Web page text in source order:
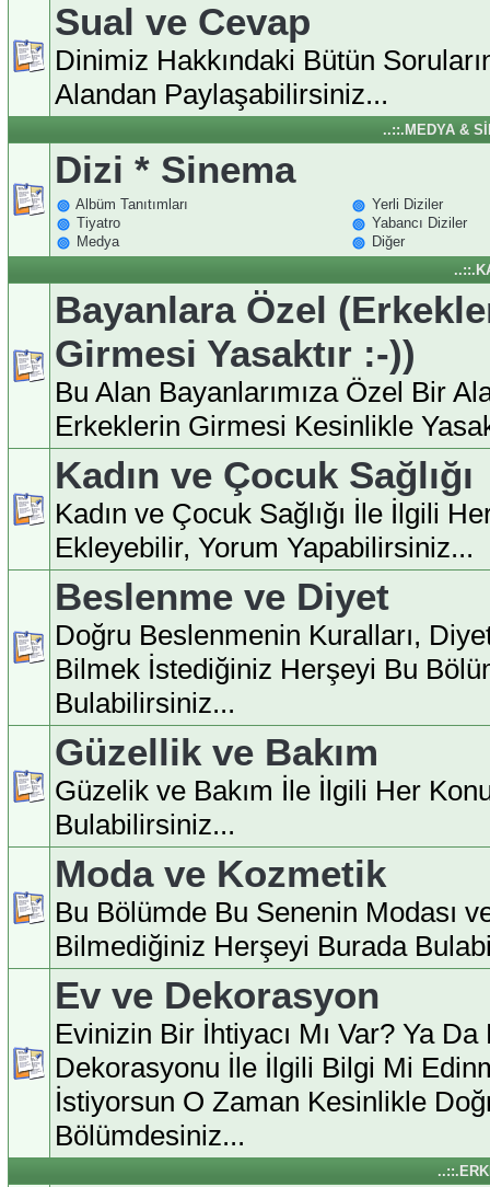
Sual ve Cevap
Dinimiz Hakkındaki Bütün
Alandan Paylaşabilirsiniz...
..::.MEDYA &
Dizi * Sinema
Albüm Tanıtımları
Yerli Diziler
Tiyatro
Yabancı Diziler
Medya
Diğer
Bayanlara Özel
Girmesi Yasaktır :-))
Bu Alan Bayanlarımıza Özel Bir
Erkeklerin Girmesi Kesinlikle
Kadın ve Çocuk Sağlığı
Kadın ve Çocuk Sağlığı İle İlgili
Ekleyebilir, Yorum Yapabilirsiniz...
Beslenme ve Diyet
Doğru Beslenmenin Kuralları,
Bilmek İstediğiniz Herşeyi Bu
Bulabilirsiniz...
Güzellik ve Bakım
Güzelik ve Bakım İle İlgili Her
Bulabilirsiniz...
Moda ve Kozmetik
Bu Bölümde Bu Senenin Modası
Bilmediğiniz Herşeyi Burada
Ev ve Dekorasyon
Evinizin Bir İhtiyacı Mı Var? Ya Da
Dekorasyonu İle İlgili Bilgi Mi
İstiyorsun O Zaman Kesinlikle
Bölümdesiniz...